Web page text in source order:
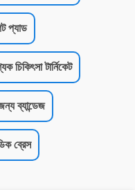
প্যাড
চিকিৎসা টার্নিকেট
ব্যান্ডেজ
ব্রেস